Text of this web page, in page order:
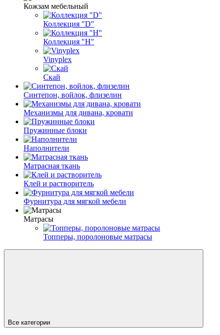
Кожзам мебельный
Коллекция "D"
Коллекция "H"
Vinyplex
Скай
Синтепон, войлок, флизелин
Механизмы для дивана, кровати
Пружинные блоки
Наполнители
Матрасная ткань
Клей и растворитель
Фурнитура для мягкой мебели
Матрасы
Топперы, поролоновые матрасы
Все категории